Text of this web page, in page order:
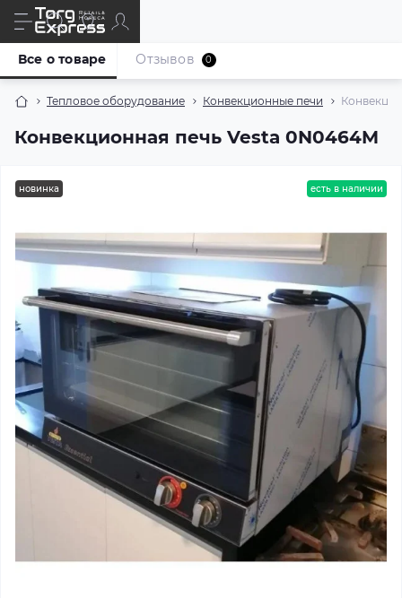
Тепловое оборудование Конвекционные печи
Конвекционная печь Vesta 0N0464M
Все о товаре Отзывов 0
новинка есть в наличии